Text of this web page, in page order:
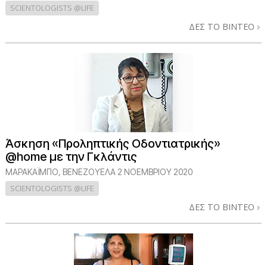
SCIENTOLOGISTS @LIFE
ΔΕΣ ΤΟ ΒΙΝΤΕΟ
Άσκηση «Προληπτικής Οδοντιατρικής»
@home με την Γκλάντις
ΜΑΡΑΚΑΪΜΠΟ, ΒΕΝΕΖΟΥΕΛΑ 2 ΝΟΕΜΒΡΙΟΥ 2020
SCIENTOLOGISTS @LIFE
ΔΕΣ ΤΟ ΒΙΝΤΕΟ